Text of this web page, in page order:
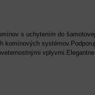
s uchytením do
komínových